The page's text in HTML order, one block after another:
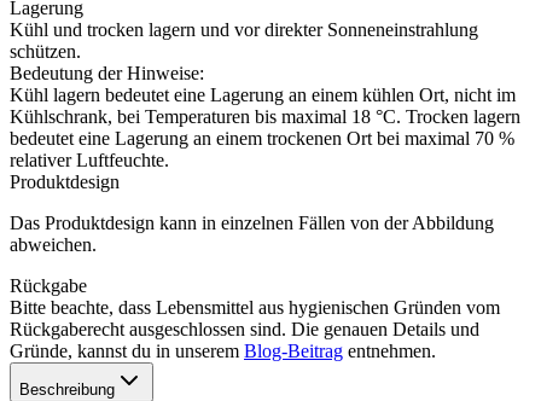
Lagerung
Kühl und trocken lagern und vor direkter Sonneneinstrahlung
schützen.
Bedeutung der Hinweise:
Kühl lagern bedeutet eine Lagerung an einem kühlen Ort, nicht im
Kühlschrank, bei Temperaturen bis maximal 18 °C. Trocken lagern
bedeutet eine Lagerung an einem trockenen Ort bei maximal 70 %
relativer Luftfeuchte.
Produktdesign
Das Produktdesign kann in einzelnen Fällen von der Abbildung
abweichen.
Rückgabe
Bitte beachte, dass Lebensmittel aus hygienischen Gründen vom
Rückgaberecht ausgeschlossen sind. Die genauen Details und
Gründe, kannst du in unserem Blog-Beitrag entnehmen.
Beschreibung